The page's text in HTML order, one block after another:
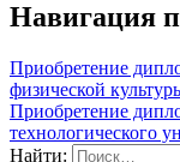
Навигация
Приобретение
физической
Приобретение
технологического
Найти: